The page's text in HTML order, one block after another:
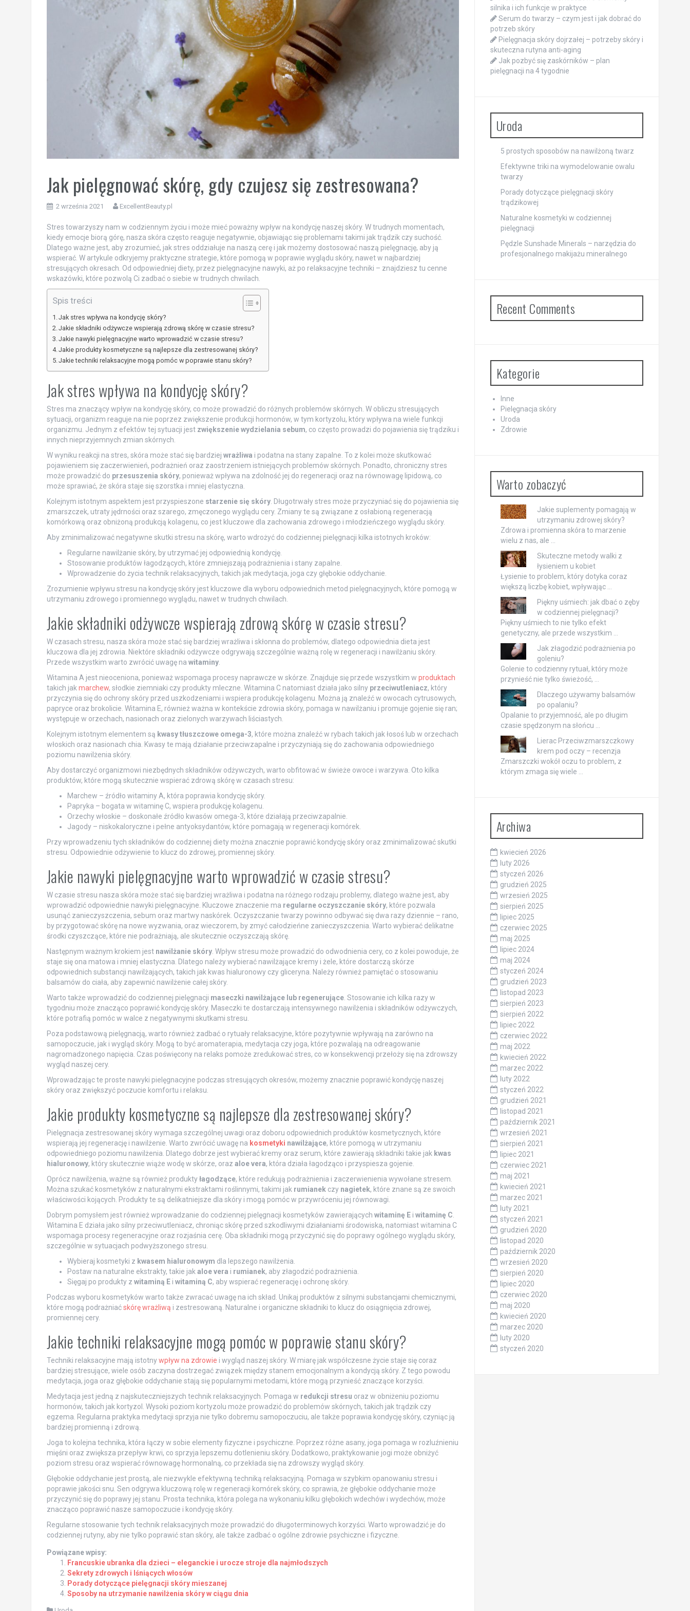
Jak pielęgnować skórę, gdy czujesz się zestresowana?
2 września 2021 ExcellentBeauty.pl
Stres towarzyszy nam w codziennym życiu i może mieć poważny wpływ na kondycję naszej skóry. W trudnych momentach,
kiedy emocje biorą górę, nasza skóra często reaguje negatywnie, objawiając się problemami takimi jak trądzik czy suchość.
Dlatego ważne jest, aby zrozumieć, jak stres oddziałuje na naszą cerę i jak możemy dostosować naszą pielęgnację, aby ją
wspierać. W artykule odkryjemy praktyczne strategie, które pomogą w poprawie wyglądu skóry, nawet w najbardziej
stresujących okresach. Od odpowiedniej diety, przez pielęgnacyjne nawyki, aż po relaksacyjne techniki – znajdziesz tu cenne
wskazówki, które pozwolą Ci zadbać o siebie w trudnych chwilach.
Spis treści
Jak stres wpływa na kondycję skóry?
Jakie składniki odżywcze wspierają zdrową skórę w czasie stresu?
Jakie nawyki pielęgnacyjne warto wprowadzić w czasie stresu?
Jakie produkty kosmetyczne są najlepsze dla zestresowanej skóry?
Jakie techniki relaksacyjne mogą pomóc w poprawie stanu skóry?
Jak stres wpływa na kondycję skóry?
Stres ma znaczący wpływ na kondycję skóry, co może prowadzić do różnych problemów skórnych. W obliczu stresujących
sytuacji, organizm reaguje na nie poprzez zwiększenie produkcji hormonów, w tym kortyzolu, który wpływa na wiele funkcji
organizmu. Jednym z efektów tej sytuacji jest zwiększenie wydzielania sebum, co często prowadzi do pojawienia się trądziku i
innych nieprzyjemnych zmian skórnych.
W wyniku reakcji na stres, skóra może stać się bardziej wrażliwa i podatna na stany zapalne. To z kolei może skutkować
pojawieniem się zaczerwienień, podrażnień oraz zaostrzeniem istniejących problemów skórnych. Ponadto, chroniczny stres
może prowadzić do przesuszenia skóry, ponieważ wpływa na zdolność jej do regeneracji oraz na równowagę lipidową, co
może sprawiać, że skóra staje się szorstka i mniej elastyczna.
Kolejnym istotnym aspektem jest przyspieszone starzenie się skóry. Długotrwały stres może przyczyniać się do pojawienia się
zmarszczek, utraty jędrności oraz szarego, zmęczonego wyglądu cery. Zmiany te są związane z osłabioną regeneracją
komórkową oraz obniżoną produkcją kolagenu, co jest kluczowe dla zachowania zdrowego i młodzieńczego wyglądu skóry.
Aby zminimalizować negatywne skutki stresu na skórę, warto wdrożyć do codziennej pielęgnacji kilka istotnych kroków:
Regularne nawilżanie skóry, by utrzymać jej odpowiednią kondycję.
Stosowanie produktów łagodzących, które zmniejszają podrażnienia i stany zapalne.
Wprowadzenie do życia technik relaksacyjnych, takich jak medytacja, joga czy głębokie oddychanie.
Zrozumienie wpływu stresu na kondycję skóry jest kluczowe dla wyboru odpowiednich metod pielęgnacyjnych, które pomogą w
utrzymaniu zdrowego i promiennego wyglądu, nawet w trudnych chwilach.
Jakie składniki odżywcze wspierają zdrową skórę w czasie stresu?
W czasach stresu, nasza skóra może stać się bardziej wrażliwa i skłonna do problemów, dlatego odpowiednia dieta jest
kluczowa dla jej zdrowia. Niektóre składniki odżywcze odgrywają szczególnie ważną rolę w regeneracji i nawilżaniu skóry.
Przede wszystkim warto zwrócić uwagę na witaminy.
Witamina A jest nieoceniona, ponieważ wspomaga procesy naprawcze w skórze. Znajduje się przede wszystkim w produktach
takich jak marchew, słodkie ziemniaki czy produkty mleczne. Witamina C natomiast działa jako silny przeciwutleniacz, który
przyczynia się do ochrony skóry przed uszkodzeniami i wspiera produkcję kolagenu. Można ją znaleźć w owocach cytrusowych,
papryce oraz brokolicie. Witamina E, również ważna w kontekście zdrowia skóry, pomaga w nawilżaniu i promuje gojenie się ran;
występuje w orzechach, nasionach oraz zielonych warzywach liściastych.
Kolejnym istotnym elementem są kwasy tłuszczowe omega-3, które można znaleźć w rybach takich jak łosoś lub w orzechach
włoskich oraz nasionach chia. Kwasy te mają działanie przeciwzapalne i przyczyniają się do zachowania odpowiedniego
poziomu nawilżenia skóry.
Aby dostarczyć organizmowi niezbędnych składników odżywczych, warto obfitować w świeże owoce i warzywa. Oto kilka
produktów, które mogą skutecznie wspierać zdrową skórę w czasach stresu:
Marchew – źródło witaminy A, która poprawia kondycję skóry.
Papryka – bogata w witaminę C, wspiera produkcję kolagenu.
Orzechy włoskie – doskonałe źródło kwasów omega-3, które działają przeciwzapalnie.
Jagody – niskokaloryczne i pełne antyoksydantów, które pomagają w regeneracji komórek.
Przy wprowadzeniu tych składników do codziennej diety można znacznie poprawić kondycję skóry oraz zminimalizować skutki
stresu. Odpowiednie odżywienie to klucz do zdrowej, promiennej skóry.
Jakie nawyki pielęgnacyjne warto wprowadzić w czasie stresu?
W czasie stresu nasza skóra może stać się bardziej wrażliwa i podatna na różnego rodzaju problemy, dlatego ważne jest, aby
wprowadzić odpowiednie nawyki pielęgnacyjne. Kluczowe znaczenie ma regularne oczyszczanie skóry, które pozwala
usunąć zanieczyszczenia, sebum oraz martwy naskórek. Oczyszczanie twarzy powinno odbywać się dwa razy dziennie – rano,
by przygotować skórę na nowe wyzwania, oraz wieczorem, by zmyć całodzieńne zanieczyszczenia. Warto wybierać delikatne
środki czyszczące, które nie podrażniają, ale skutecznie oczyszczają skórę.
Następnym ważnym krokiem jest nawilżanie skóry. Wpływ stresu może prowadzić do odwodnienia cery, co z kolei powoduje, że
staje się ona matowa i mniej elastyczna. Dlatego należy wybierać nawilżające kremy i żele, które dostarczą skórze
odpowiednich substancji nawilżających, takich jak kwas hialuronowy czy gliceryna. Należy również pamiętać o stosowaniu
balsamów do ciała, aby zapewnić nawilżenie całej skóry.
Warto także wprowadzić do codziennej pielęgnacji maseczki nawilżające lub regenerujące. Stosowanie ich kilka razy w
tygodniu może znacząco poprawić kondycję skóry. Maseczki te dostarczają intensywnego nawilżenia i składników odżywczych,
które potrafią pomóc w walce z negatywnymi skutkami stresu.
Poza podstawową pielęgnacją, warto również zadbać o rytuały relaksacyjne, które pozytywnie wpływają na zarówno na
samopoczucie, jak i wygląd skóry. Mogą to być aromaterapia, medytacja czy joga, które pozwalają na odreagowanie
nagromadzonego napięcia. Czas poświęcony na relaks pomoże zredukować stres, co w konsekwencji przełoży się na zdrowszy
wygląd naszej cery.
Wprowadzając te proste nawyki pielęgnacyjne podczas stresujących okresów, możemy znacznie poprawić kondycję naszej
skóry oraz zwiększyć poczucie komfortu i relaksu.
Jakie produkty kosmetyczne są najlepsze dla zestresowanej skóry?
Pielęgnacja zestresowanej skóry wymaga szczególnej uwagi oraz doboru odpowiednich produktów kosmetycznych, które
wspierają jej regenerację i nawilżenie. Warto zwrócić uwagę na kosmetyki nawilżające, które pomogą w utrzymaniu
odpowiedniego poziomu nawilżenia. Dlatego dobrze jest wybierać kremy oraz serum, które zawierają składniki takie jak kwas
hialuronowy, który skutecznie wiąże wodę w skórze, oraz aloe vera, która działa łagodząco i przyspiesza gojenie.
Oprócz nawilżenia, ważne są również produktyłagodzące, które redukują podrażnienia i zaczerwienienia wywołane stresem.
Można szukać kosmetyków z naturalnymi ekstraktami roślinnymi, takimi jak rumianekczy nagietek, które znane są ze swoich
właściwości kojących. Produkty te są delikatniejsze dla skóry i mogą pomóc w przywróceniu jej równowagi.
Dobrym pomysłem jest również wprowadzanie do codziennej pielęgnacji kosmetyków zawierających witaminę Ei witaminę C
Witamina E działa jako silny przeciwutleniacz, chroniąc skórę przed szkodliwymi działaniami środowiska, natomiast witamina C
wspomaga procesy regeneracyjne oraz rozjaśnia cerę. Oba składniki mogą przyczynić się do poprawy ogólnego wyglądu skóry,
szczególnie w sytuacjach podwyższonego stresu.
Wybieraj kosmetyki z kwasem hialuronowym dla lepszego nawilżenia.
Postaw na naturalne ekstrakty, takie jak aloe vera i rumianek, aby złagodzić podrażnienia.
Sięgaj po produkty z witaminą Ei witaminą C, aby wspierać regenerację i ochronę skóry.
Podczas wyboru kosmetyków warto także zwracać uwagę na ich skład. Unikaj produktów z silnymi substancjami chemicznymi,
które mogą podrażniaćskórę wrażliwą i zestresowaną. Naturalne i organiczne składniki to klucz do osiągnięcia zdrowej,
promiennej cery.
Jakie techniki relaksacyjne mogą pomóc w poprawie stanu skóry?
Techniki relaksacyjne mają istotnywpływ na zdrowie i wygląd naszej skóry. W miarę jak współczesne życie staje się coraz
bardziej stresujące, wiele osób zaczyna dostrzegać związek między stanem emocjonalnym a kondycją skóry. Z tego powodu
medytacja, joga oraz głębokie oddychanie stają się popularnymi metodami, które mogą przynieść znaczące korzyści.
Medytacja jest jedną z najskuteczniejszych technik relaksacyjnych. Pomaga w redukcji stresu oraz w obniżeniu poziomu
hormonów, takich jak kortyzol. Wysoki poziom kortyzolu może prowadzić do problemów skórnych, takich jak trądzik czy
egzema. Regularna praktyka medytacji sprzyja nie tylko dobremu samopoczuciu, ale także poprawia kondycję skóry, czyniąc ją
bardziej promienną i zdrową.
Joga to kolejna technika, która łączy w sobie elementy fizyczne i psychiczne. Poprzez różne asany, joga pomaga w rozluźnieniu
mięśni oraz zwiększa przepływ krwi, co sprzyja lepszemu dotlenieniu skóry. Dodatkowo, praktykowanie jogi może obniżyć
poziom stresu oraz wspierać równowagę hormonalną, co przekłada się na zdrowszy wygląd skóry.
Głębokie oddychanie jest prostą, ale niezwykle efektywną techniką relaksacyjną. Pomaga w szybkim opanowaniu stresu i
poprawie jakości snu. Sen odgrywa kluczową rolę w regeneracji komórek skóry, co sprawia, że głębokie oddychanie może
przyczynić się do poprawy jej stanu. Prosta technika, która polega na wykonaniu kilku głębokich wdechów i wydechów, może
znacząco poprawić nasze samopoczucie i kondycję skóry.
Regularne stosowanie tych technik relaksacyjnych może prowadzić do długoterminowych korzyści. Warto wprowadzić je do
codziennej rutyny, aby nie tylko poprawić stan skóry, ale także zadbać o ogólne zdrowie psychiczne i fizyczne.
Powiązane wpisy:
Francuskie ubranka dla dzieci – eleganckie i urocze stroje dla najmłodszych
Sekrety zdrowych i lśniących włosów
Porady dotyczące pielęgnacji skóry mieszanej
Sposoby na utrzymanie nawilżenia skóry w ciągu dnia
silnika i ich funkcje w praktyce
Serum do twarzy – czym jest i jak dobrać do
potrzeb skóry
Pielęgnacja skóry dojrzałej – potrzeby skóry i
skuteczna rutyna anti-aging
Jak pozbyć się zaskórników – plan
pielęgnacji na 4 tygodnie
Uroda
5 prostych sposobów na nawilżoną twarz
Efektywne triki na wymodelowanie owalu
twarzy
Porady dotyczące pielęgnacji skóry
trądzikowej
Naturalne kosmetyki w codziennej
pielęgnacji
Pędzle Sunshade Minerals – narzędzia do
profesjonalnego makijażu mineralnego
Recent Comments
Kategorie
Inne
Pielęgnacja skóry
Uroda
Zdrowie
Warto zobaczyć
Jakie suplementy pomagają w
utrzymaniu zdrowej skóry?
Zdrowa i promienna skóra to marzenie
wielu z nas, ale …
Skuteczne metody walki z
łysieniem u kobiet
Łysienie to problem, który dotyka coraz
większą liczbę kobiet, wpływając …
Piękny uśmiech: jak dbać o zęby
w codziennej pielęgnacji?
Piękny uśmiech to nie tylko efekt
genetyczny, ale przede wszystkim …
Jak złagodzić podrażnienia po
goleniu?
Golenie to codzienny rytuał, który może
przynieść nie tylko świeżość, …
Dlaczego używamy balsamów
po opalaniu?
Opalanie to przyjemność, ale po długim
czasie spędzonym na słońcu …
Lierac Przeciwzmarszczkowy
krem pod oczy – recenzja
Zmarszczki wokół oczu to problem, z
którym zmaga się wiele …
Archiwa
kwiecień 2026
luty 2026
styczeń 2026
grudzień 2025
wrzesień 2025
sierpień 2025
lipiec 2025
czerwiec 2025
maj 2025
lipiec 2024
maj 2024
styczeń 2024
grudzień 2023
listopad 2023
sierpień 2023
sierpień 2022
lipiec 2022
czerwiec 2022
maj 2022
kwiecień 2022
marzec 2022
luty 2022
styczeń 2022
grudzień 2021
listopad 2021
październik 2021
wrzesień 2021
sierpień 2021
lipiec 2021
czerwiec 2021
maj 2021
kwiecień 2021
marzec 2021
luty 2021
styczeń 2021
grudzień 2020
listopad 2020
październik 2020
wrzesień 2020
sierpień 2020
lipiec 2020
czerwiec 2020
maj 2020
kwiecień 2020
marzec 2020
luty 2020
styczeń 2020